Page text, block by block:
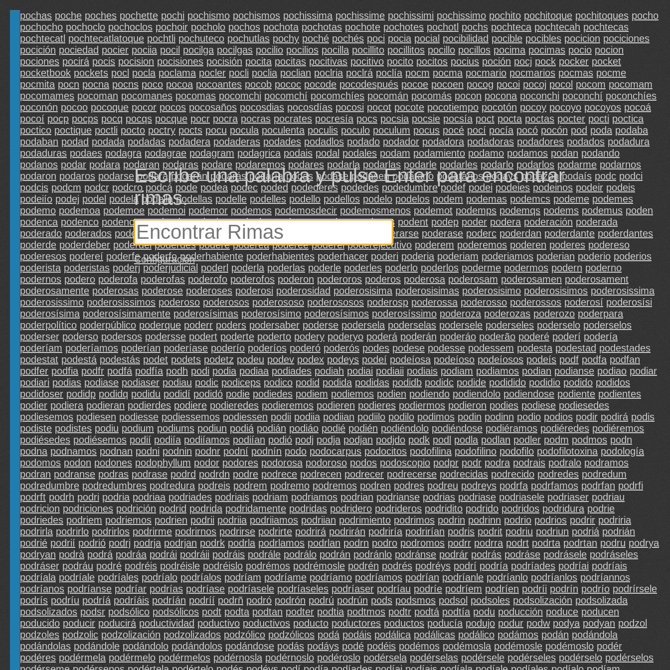
Escribe una palabra y pulse Enter para encontrar
rimas.
Configuración
pochas poche poches pochette pochi pochismo pochismos pochissima pochissime pochissimi pochissimo pochito pochitoque pochitoques pocho
pochocho pochoclo pochoclos pochoir pocholo pochos pochota pochotas pochote pochotes pochotl pochs pochteca pochtecah pochtecas
pochtecatl pochtecatlatoque pochtli pochuteco pochutlas pochy poché pochés poci pocia pocial pocibilidad pocible pocibles pocicion pociciones
pocición pociedad pocier pociia pocil pocilga pocilgas pocilio pocilios pocilla pocillito pocillitos pocillo pocillos pocima pocimas pocio pocion
pociones pocirá pocis pocision pocisiones pocisión pocita pocitas pocitivas pocitivo pocito pocitos pocius poción pocj pock pocker pocket
pocketbook pockets pocl pocla poclama pocler pocli poclia poclian poclria poclrá poclía pocm pocma pocmario pocmarios pocmas pocme
pocmita pocn pocna pocns poco pocoa pocoantes pocob pococ pocode pocodespués pocoe pocoen pocog pocoi pocoj pocol pocom pocomam
pocomames pocoman pocomanes pocomas pocomchi pocomchí pocomchíes pocomán pocomás pocon pocona poconchi poconchí poconchíes
poconón pocoo pocoque pocor pocos pocosaños pocosdias pocosdías pocosi pocot pocote pocotiempo pocotón pocoy pocoyo pocoyos pocoá
pocoí pocp pocps pocq pocqs pocque pocr pocra pocras pocrates pocresía pocs pocsia pocsie pocsía poct pocta poctas pocter pocti poctica
poctico poctique poctli pocto poctry pocts pocu pocula poculenta poculis poculo poculum pocus pocé pocí pocía pocó pocón pod poda podaba
podaban podad podada podadas podadera podaderas podades podadlos podado podador podadora podadoras podadores podados podadura
podaduras podaes podagra podagrae podagram podagrica podais podal podales podam podamiento podamo podamos podan podando
podanos podar podara podaran podaras podare podaremos podares podarla podarlas podarle podarles podarlo podarlos podarme podarnos
podaron podaros podarse podará podarán podarás podaría podas podase podasen podatario podatarios podays podazón podaís podc podci
podcis podcm podcr podcro podcá pode podea podec poded podederes podedes podedumbre podef podei podeies podeinos podeir podeis
podeiío podej podel podela podella podellas podelle podelles podello podellos podelo podelos podem podemas podemcs podeme podemes
podemo podemoa podemoe podemoi podemor podemos podemosdecir podemosmenos podemot podemps podemqs podems podemus poden
podenca podenco podencos podendo podenios podenlos podennos podeno podenos podent podep poder podera poderación poderada
poderado poderados poderam poderan poderante poderantes poderarse poderase poderc poderdan poderdante poderdantes
poderde poderdeber poderdel poderdes podere poderea poderee poderei poderejecutivo poderem poderemos poderen poderes podereso
poderesos podereí poderfe poderfo poderhabiente poderhabientes poderhacer poderi poderia poderiam poderiamos poderian poderio poderios
poderista poderistas poderj poderjudicial poderl poderla poderlas poderle poderles poderlo poderlos poderme podermos podern poderno
podernos podero poderofa poderofas poderofo poderofos poderon poderoros poderos poderosa poderosam poderosamen poderosament
poderosamente poderosas poderose poderoses poderosi poderosidad poderosisima poderosisimas poderosisimo poderosisimos poderosissima
poderosissimo poderosissimos poderoso poderosos poderososo poderososos poderosp poderossa poderosso poderossos poderosí poderosísi
poderosísima poderosísimamente poderosísimas poderosísimo poderosísimos poderosíssimo poderoza poderozas poderozo poderpara
poderpolítico poderpúblico poderque poderr poders podersaber poderse podersela poderselas podersele poderseles poderselo poderselos
poderser poderso podersos podersse podert poderte poderto podery poderyo poderá poderán poderáo poderão poderé poderí podería
poderíam poderíamos poderían poderíase poderío poderíos poderó poderós podes podese podesse podessem podesta podestad podestades
podestat podestá podestás podet podets podetz podeu podev podex podeys podeí podeíosa podeíoso podeíosos podeís podf podfa podfan
podfer podfia podfr podfá podfía podh podi podia podiaa podiades podiah podiai podiaii podiais podiam podiamos podian podianse podiao podiar
podiari podias podiase podiaser podiau podic podiceps podico podid podida podidas podidb podidc podide podidido podidio podido podidos
podidoser podidp podidq podidu podidí podidó podie podiedes podiem podiemos podien podiendo podiendolo podiendose podiente podientes
podier podiera podieran podierdes podiere podieredes podieremos podieren podieres podiermos podieron podies podiese podiesedes
podiesemos podiesen podiesse podiessemos podiessen podii podiia podiian podiilo podilo podimos podin podinn podio podios podir podirá podis
podiste podistes podiu podium podiums podiun podiá podián podiáo podié podién podiéndolo podiéndose podiéramos podiéredes podiéremos
podiésedes podiésemos podií podiía podiíamos podiían podió podj podja podjan podjdo podk podl podla podlan podler podm podmos podn
podna podnamos podnan podni podnin podnr podní podnín podo podocarpus podocitos podofilina podofilino podofilo podofilotoxina podología
podomos podon podones podophyllum podor podores podorosa podoroso podos podoscopio podpr podr podra podrais podralo podramos
podran podranse podras podrase podrd podrdn podre podrece podrecen podrecer podrecerse podrecidas podrecido podredes podredum
podredumbre podredumbres podredura podreis podrem podremo podremos podren podres podreu podreys podrfa podrfamos podrfan podrfi
podrft podrh podri podria podriaa podriades podriais podriam podriamos podrian podrianse podrias podriase podriasele podriaser podriau
podricion podriciones podrición podrid podrida podridamente podridas podridero podrideros podridito podrido podridos podridura podrie
podriedes podriem podriemos podrien podrii podriia podriiamos podriian podrimiento podrimos podrin podrinn podrio podrios podrir podriria
podrirla podrirlo podrirlos podrirme podrirnos podrirse podrirte podrirá podrirán podriría podrirían podris podrit podriu podriun podriá podrián
podrié podrií podrió podrj podrja podrjan podrk podrla podrlamos podrlan podrn podro podromos podrr podrra podrt podrta podrtan podru podrya
podryan podrà podrá podráa podrái podráii podráis podrále podrálo podrán podránlo podránse podrár podrás podráse podrásele podráseles
podráser podráu podré podréis podréisle podréislo podrémos podrémosle podrén podrés podréys podrí podría podríades podríai podríais
podríala podríale podríales podríalo podríalos podríam podríame podríamo podríamos podrían podríanle podríanlo podríanlos podríannos
podríanos podríanse podríar podrías podríase podríasele podríaseles podríaser podríau podríe podríem podríen podríi podrín podrío podrírsele
podrís podríu podríá podríáis podríán podríí podrñ podró podrón podrú podrún pods podsmos podsol podsoles podsolización podsolizada
podsolizados podsr podsólico podsólicos podt podta podtan podter podtia podtmos podtr podtá podtía podu poducción poduce poducen
poducido poducir poducirá poductividad poductivo poductivos poducto poductores poductos poducía podujo podur podw podya podyan podzol
podzoles podzolic podzolización podzolizados podzólico podzólicos podá podáis podálica podálicas podálico podámos podán podándola
podándolas podándole podándolo podándolos podándose podás podáys podé podéis podémos podémosla podémosle podémoslo podér
podéres podérmela podérmelo podérmelos podérnosla podérnoslo podéroslo podérsela podérselas podérsele podérseles podérselo podérselos